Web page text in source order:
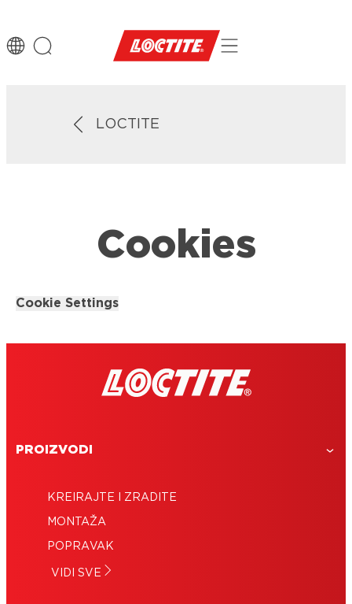
LOCTITE
Cookies
Cookie Settings
PROIZVODI
KREIRAJTE I ZRADITE
MONTAŽA
POPRAVAK
VIDI SVE